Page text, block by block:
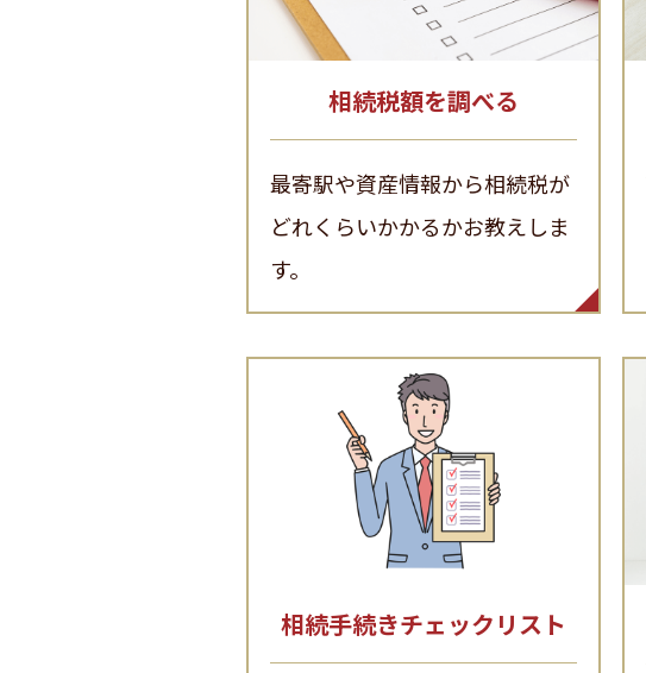
相続税額を調べる
最寄駅や資産情報から相続税が
どれくらいかかるかお教えしま
す。
相続手続きチェックリスト